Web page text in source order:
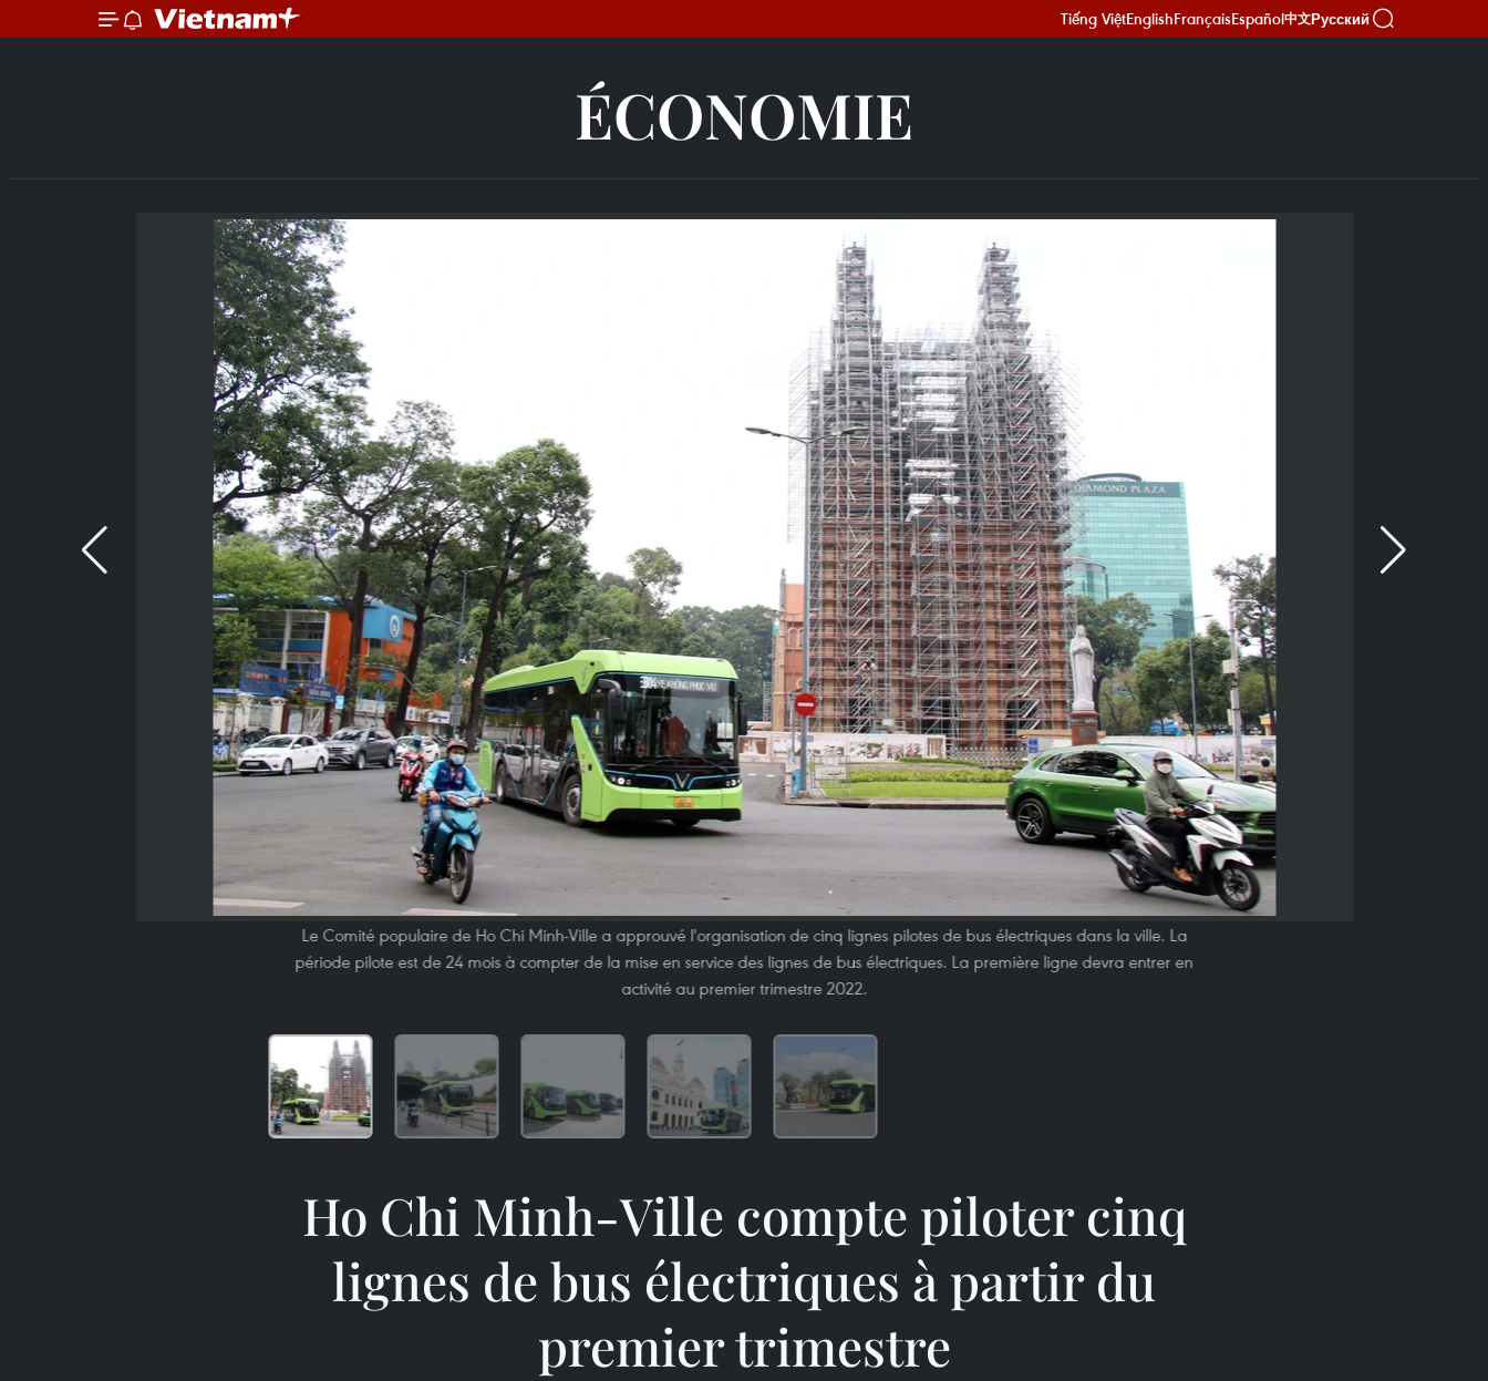
Tiếng ViệtEnglishFrançaisEspañol中文Русский
ÉCONOMIE
Le Comité populaire de Ho Chi Minh-Ville a approuvé l'organisation de cinq lignes pilotes de bus électriques dans la ville. La
période pilote est de 24 mois à compter de la mise en service des lignes de bus électriques. La première ligne devra entrer en
activité au premier trimestre 2022.
Ho Chi Minh-Ville compte piloter cinq
lignes de bus électriques à partir du
premier trimestre